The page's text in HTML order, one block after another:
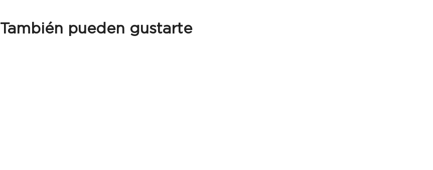
También pueden gustarte